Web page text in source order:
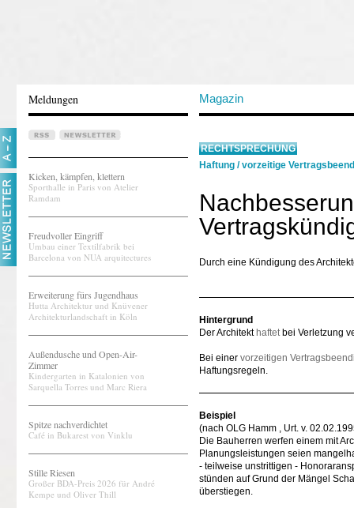
Meldungen Magazin
Kicken, kämpfen, klettern
Sporthalle in Paris von Atelier
Ramdam
Freudvoller Eingriff
Umbau einer Textilfabrik bei
Barcelona von NUA arquitectures
Erweiterung fürs Jugendhaus
Hutta Architektur und Knüvener
Architekturlandschaft in Köln
Außendusche und Open-Air-
Zimmer
Kindergarten in Katalonien von
Sarquella Torres und Marc Riera
Spitze nachverdichtet
Café in Bukarest von Vinklu
Stille Riesen
Großer BDA-Preis 2026 für André
Kempe und Oliver Thill
RECHTSPRECHUNG
Haftung /vorzeitige
Durch eine Kündigung des
Hintergrund
Der Architekt haftetbei Verletzung
Bei einer vorzeitigen
Haftungsregeln.
Beispiel
(nach OLG Hamm , Urt. v.
Die Bauherren werfen einem mit
Planungsleistungen seien
- teilweise unstrittigen -
stünden auf Grund der Mängel
überstiegen.